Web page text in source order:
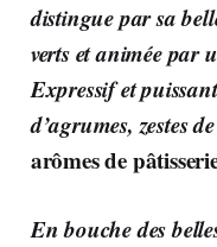
distingue par sa
verts et animée par
Expressif et
d’agrumes, zestes
arômes de
En bouche des